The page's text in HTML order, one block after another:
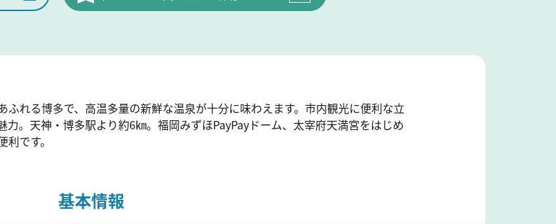
れる博多で、高温多量の新鮮な温泉が十分に味わえます。市内観光に便利な立
。天神・博多駅より約6㎞。福岡みずほPayPayドーム、太宰府天満宮をはじめ
です。
基本情報